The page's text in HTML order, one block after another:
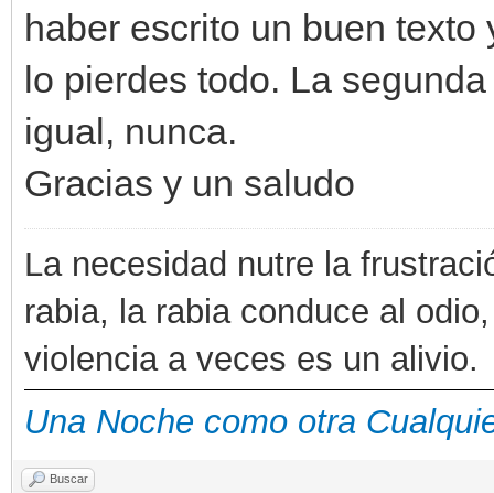
haber escrito un buen
lo pierdes todo. La
igual, nunca.
Gracias y un saludo
La necesidad nutre la
rabia, la rabia conduce al
violencia a veces es un alivio.
Una Noche como otra
Buscar